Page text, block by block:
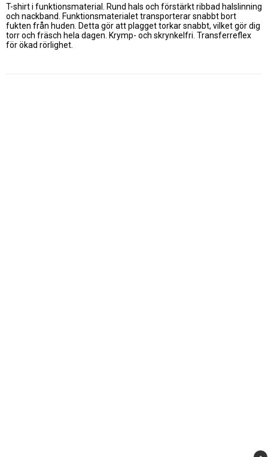
T-shirt i funktionsmaterial. Rund hals och förstärkt ribbad halslinning
och nackband. Funktionsmaterialet transporterar snabbt bort
fukten från huden. Detta gör att plagget torkar snabbt, vilket gör dig
torr och fräsch hela dagen. Krymp- och skrynkelfri. Transferreflex
för ökad rörlighet.